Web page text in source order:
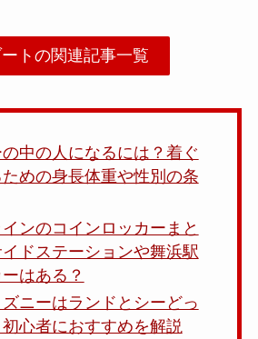
トの関連記事一覧
中の人になるには？着ぐ
めの身長体重や性別の条
ンのコインロッカーまと
ドステーションや舞浜駅
はある？
ニーはランドとシーどっ
心者におすすめを解説